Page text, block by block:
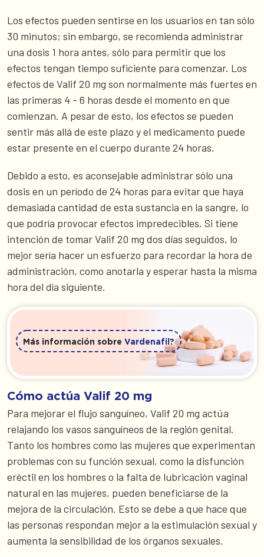
Los efectos pueden sentirse en los usuarios en tan sólo
30 minutos; sin embargo, se recomienda administrar
una dosis 1 hora antes, sólo para permitir que los
efectos tengan tiempo suficiente para comenzar. Los
efectos de Valif 20 mg son normalmente más fuertes en
las primeras 4 - 6 horas desde el momento en que
comienzan. A pesar de esto, los efectos se pueden
sentir más allá de este plazo y el medicamento puede
estar presente en el cuerpo durante 24 horas.
Debido a esto, es aconsejable administrar sólo una
dosis en un período de 24 horas para evitar que haya
demasiada cantidad de esta sustancia en la sangre, lo
que podría provocar efectos impredecibles. Si tiene
intención de tomar Valif 20 mg dos días seguidos, lo
mejor sería hacer un esfuerzo para recordar la hora de
administración, como anotarla y esperar hasta la misma
hora del día siguiente.
Más información sobre Vardenafil ?
Cómo actúa Valif 20 mg
Para mejorar el flujo sanguíneo, Valif 20 mg actúa
relajando los vasos sanguíneos de la región genital.
Tanto los hombres como las mujeres que experimentan
problemas con su función sexual, como la disfunción
eréctil en los hombres o la falta de lubricación vaginal
natural en las mujeres, pueden beneficiarse de la
mejora de la circulación. Esto se debe a que hace que
las personas respondan mejor a la estimulación sexual y
aumenta la sensibilidad de los órganos sexuales.